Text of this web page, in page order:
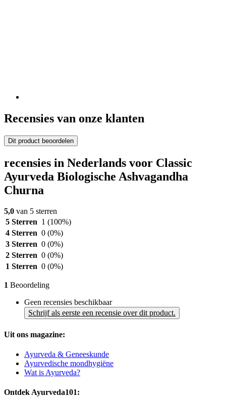
Recensies van onze klanten
Dit product beoordelen
recensies in Nederlands voor Classic
Ayurveda Biologische Ashvagandha
Churna
5,0 van 5 sterren
5 Sterren 1 (100%)
4 Sterren 0 (0%)
3 Sterren 0 (0%)
2 Sterren 0 (0%)
1 Sterren 0 (0%)
1 Beoordeling
Geen recensies beschikbaar
Schrijf als eerste een recensie over dit product.
Uit ons magazine:
Ayurveda & Geneeskunde
Ayurvedische mondhygiëne
Wat is Ayurveda?
Ontdek Ayurveda101: